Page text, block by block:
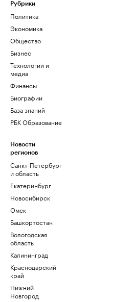
Рубрики
Политика
Экономика
Общество
Бизнес
Технологии и
медиа
Финансы
Биографии
База знаний
РБК Образование
Новости
регионов
Санкт-Петербург
и область
Екатеринбург
Новосибирск
Омск
Башкортостан
Вологодская
область
Калининград
Краснодарский
край
Нижний
Новгород